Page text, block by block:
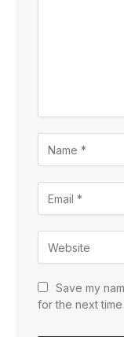
Save my
for the next time